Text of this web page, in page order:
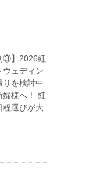
③】2026紅
ウェディン
りを検討中
婦様へ！ 紅
程選びが大